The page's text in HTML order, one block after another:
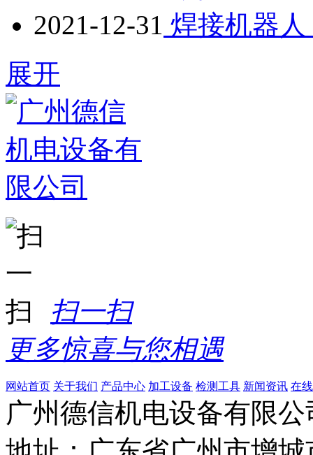
2021-12-31 焊接机器
展开
扫一扫
更多惊喜与您相遇
网站首页 关于我们 产品中心 加工设备 检测工具 新闻资讯 在
广州德信机电设备有限